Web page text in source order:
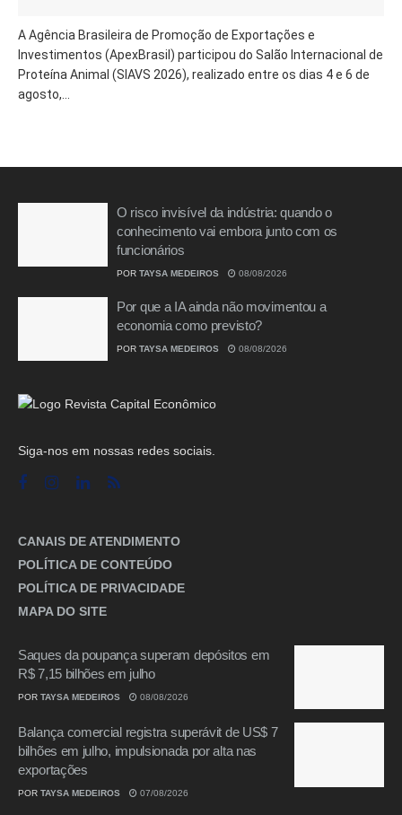
A Agência Brasileira de Promoção de Exportações e
Investimentos (ApexBrasil) participou do Salão Internacional de
Proteína Animal (SIAVS 2026), realizado entre os dias 4 e 6 de
agosto,...
O risco invisível da indústria: quando o
conhecimento vai embora junto com os
funcionários
POR TAYSA MEDEIROS 08/08/2026
Por que a IA ainda não movimentou a
economia como previsto?
POR TAYSA MEDEIROS 08/08/2026
Siga-nos em nossas redes sociais.
CANAIS DE ATENDIMENTO
POLÍTICA DE CONTEÚDO
POLÍTICA DE PRIVACIDADE
MAPA DO SITE
Saques da poupança superam depósitos em
R$ 7,15 bilhões em julho
POR TAYSA MEDEIROS 08/08/2026
Balança comercial registra superávit de US$ 7
bilhões em julho, impulsionada por alta nas
exportações
POR TAYSA MEDEIROS 07/08/2026